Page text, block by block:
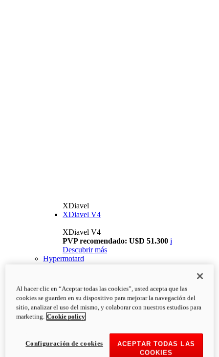
XDiavel
XDiavel V4
XDiavel V4
PVP recomendado: U$D 51.300 i
Descubrir más
Hypermotard
Al hacer clic en “Aceptar todas las cookies”, usted acepta que las
cookies se guarden en su dispositivo para mejorar la navegación del
sitio, analizar el uso del mismo, y colaborar con nuestros estudios para
marketing. Cookie policy
ACEPTAR TODAS LAS
COOKIES
Configuración de cookies